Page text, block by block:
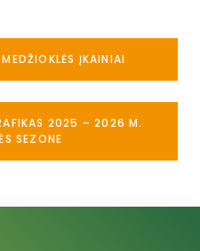
ĮKAINIAI
2025 – 2026 M.
SEZONE